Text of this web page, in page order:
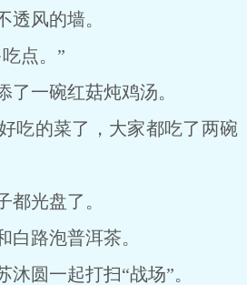
风的墙。
点。”
一碗红菇炖鸡汤。
吃的菜了，大家都吃了两碗
光盘了。
路泡普洱茶。
圆一起打扫“战场”。